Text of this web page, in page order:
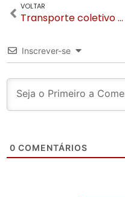
VOLTAR
Transporte coletivo de Gramado volta a operar normalmente nesta quinta-feira (31)
Inscrever-se
0 COMENTÁRIOS